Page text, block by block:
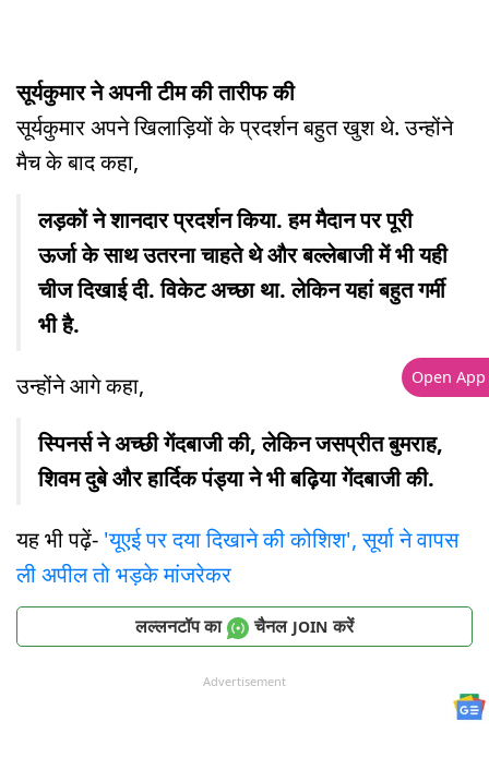
सूर्यकुमार ने अपनी टीम की तारीफ की
सूर्यकुमार अपने खिलाड़ियों के प्रदर्शन बहुत खुश थे. उन्होंने
मैच के बाद कहा,
लड़कों ने शानदार प्रदर्शन किया. हम मैदान पर पूरी
ऊर्जा के साथ उतरना चाहते थे और बल्लेबाजी में भी यही
चीज दिखाई दी. विकेट अच्छा था. लेकिन यहां बहुत गर्मी
भी है.
उन्होंने आगे कहा,
स्पिनर्स ने अच्छी गेंदबाजी की, लेकिन जसप्रीत बुमराह,
शिवम दुबे और हार्दिक पंड्या ने भी बढ़िया गेंदबाजी की.
यह भी पढ़ें- 'यूएई पर दया दिखाने की कोश‍िश', सूर्या ने वापस
ली अपील तो भड़के मांजरेकर
लल्लनटॉप का चैनल JOIN करें
Advertisement
Open App